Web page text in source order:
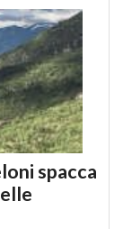
spacca